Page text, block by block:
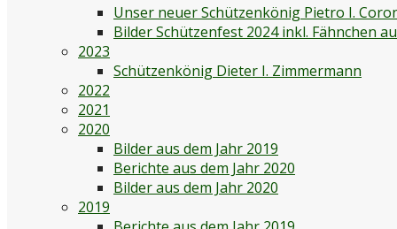
Unser neuer Schützenkönig Pietro I.
Bilder Schützenfest 2024 inkl. Fähnchen
2023
Schützenkönig Dieter I. Zimmermann
2022
2021
2020
Bilder aus dem Jahr 2019
Berichte aus dem Jahr 2020
Bilder aus dem Jahr 2020
2019